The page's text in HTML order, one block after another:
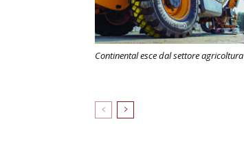
Continental esce dal settore agricoltura